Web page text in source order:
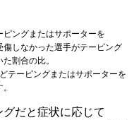
ングまたはサポーターを
傷しなかった選手がテーピング
割合の比。
テーピングまたはサポーターを
だと症状に応じて